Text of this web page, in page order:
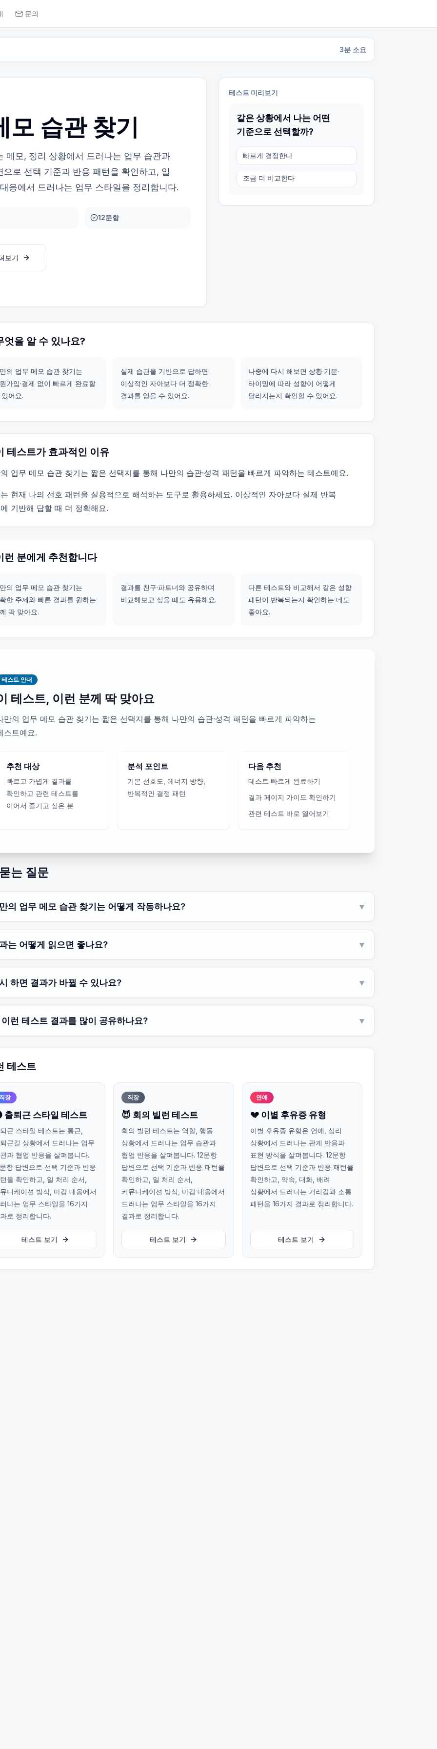
문의
3분 소요
모 습관 찾기
메모, 정리 상황에서 드러나는 업무 습관과
로 선택 기준과 반응 패턴을 확인하고, 일
응에서 드러나는 업무 스타일을 정리합니다.
12문항
보기
테스트 미리보기
같은 상황에서 나는 어떤
기준으로 선택할까?
빠르게 결정한다
조금 더 비교한다
엇을 알 수 있나요?
의 업무 메모 습관 찾기는
가입·결제 없이 빠르게 완료할
어요.
실제 습관을 기반으로 답하면
이상적인 자아보다 더 정확한
결과를 얻을 수 있어요.
나중에 다시 해보면 상황·기분·
타이밍에 따라 성향이 어떻게
달라지는지 확인할 수 있어요.
테스트가 효과적인 이유
업무 메모 습관 찾기는 짧은 선택지를 통해 나만의 습관·성격 패턴을 빠르게 파악하는 테스트예요.
현재 나의 선호 패턴을 실용적으로 해석하는 도구로 활용하세요. 이상적인 자아보다 실제 반복
기반해 답할 때 더 정확해요.
런 분에게 추천합니다
의 업무 메모 습관 찾기는
한 주제와 빠른 결과를 원하는
딱 맞아요.
결과를 친구·파트너와 공유하며
비교해보고 싶을 때도 유용해요.
다른 테스트와 비교해서 같은 성향
패턴이 반복되는지 확인하는 데도
좋아요.
테스트 안내
테스트, 이런 분께 딱 맞아요
만의 업무 메모 습관 찾기는 짧은 선택지를 통해 나만의 습관·성격 패턴을 빠르게 파악하는
스트예요.
추천 대상
빠르고 가볍게 결과를
확인하고 관련 테스트를
이어서 즐기고 싶은 분
분석 포인트
기본 선호도, 에너지 방향,
반복적인 결정 패턴
다음 추천
테스트 빠르게 완료하기
결과 페이지 가이드 확인하기
관련 테스트 바로 열어보기
는 질문
의 업무 메모 습관 찾기는 어떻게 작동하나요? ▼
는 어떻게 읽으면 좋나요? ▼
하면 결과가 바뀔 수 있나요? ▼
런 테스트 결과를 많이 공유하나요? ▼
테스트
장
출퇴근 스타일 테스트
근 스타일 테스트는 통근,
근길 상황에서 드러나는 업무
과 협업 반응을 살펴봅니다.
항 답변으로 선택 기준과 반응
을 확인하고, 일 처리 순서,
니케이션 방식, 마감 대응에서
나는 업무 스타일을 16가지
로 정리합니다.
테스트 보기
직장
😈 회의 빌런 테스트
회의 빌런 테스트는 역할, 행동
상황에서 드러나는 업무 습관과
협업 반응을 살펴봅니다. 12문항
답변으로 선택 기준과 반응 패턴을
확인하고, 일 처리 순서,
커뮤니케이션 방식, 마감 대응에서
드러나는 업무 스타일을 16가지
결과로 정리합니다.
테스트 보기
연애
💔 이별 후유증 유형
이별 후유증 유형은 연애, 심리
상황에서 드러나는 관계 반응과
표현 방식을 살펴봅니다. 12문항
답변으로 선택 기준과 반응 패턴을
확인하고, 약속, 대화, 배려
상황에서 드러나는 거리감과 소통
패턴을 16가지 결과로 정리합니다.
테스트 보기